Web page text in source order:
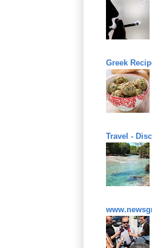
Greek
Travel -